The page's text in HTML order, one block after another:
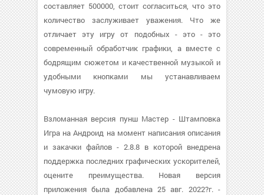
составляет 500000, стоит согласиться, что это
количество заслуживает уважения. Что же
отличает эту игру от подобных - это - это
современный обработчик графики, а вместе с
бодрящим сюжетом и качественной музыкой и
удобными кнопками мы устанавливаем
чумовую игру.
Взломанная версия пунш Мастер - Штамповка
Игра на Андроид на момент написания описания
и закачки файлов - 2.8.8 в которой внедрена
поддержка последних графических ускорителей,
оцените преимущества. Новая версия
приложения была добавлена 25 авг. 2022?г. -